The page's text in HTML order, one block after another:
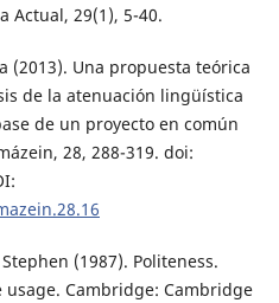
Actual, 29(1), 5-40.
(2013). Una propuesta teórica
de la atenuación lingüística
de un proyecto en común
28, 288-319. doi:
(1987). Politeness.
Cambridge: Cambridge